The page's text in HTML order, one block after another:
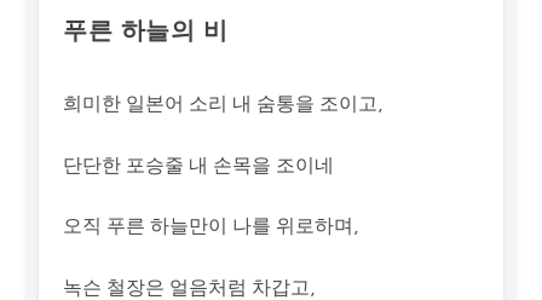
푸른 하늘의 비
희미한 일본어 소리 내 숨통을 조이고,
단단한 포승줄 내 손목을 조이네
오직 푸른 하늘만이 나를 위로하며,
녹슨 철장은 얼음처럼 차갑고,